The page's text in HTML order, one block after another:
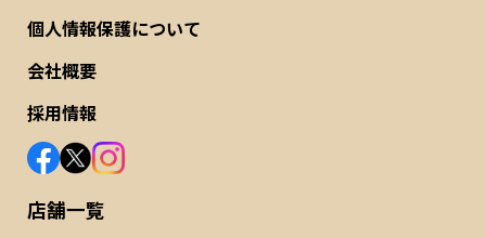
個人情報保護について
会社概要
採用情報
店舗一覧